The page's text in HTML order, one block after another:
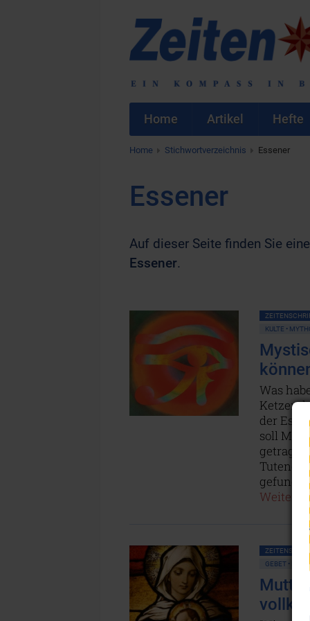
Home Artikel Hefte
Home Stichwortverzeichnis Essener
Essener
Auf dieser Seite finden Sie
Essener.
KULTE •
Was
der
soll
GEBET •